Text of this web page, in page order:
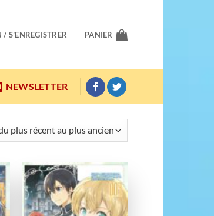
S’ENREGISTRER PANIER
NEWSLETTER
Ajouter
à la
wishlist